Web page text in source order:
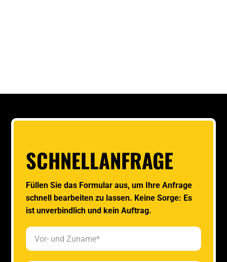
SCHNELLANFRAGE
Füllen Sie das Formular aus, um Ihre Anfrage
schnell bearbeiten zu lassen. Keine Sorge: Es
ist unverbindlich und kein Auftrag.